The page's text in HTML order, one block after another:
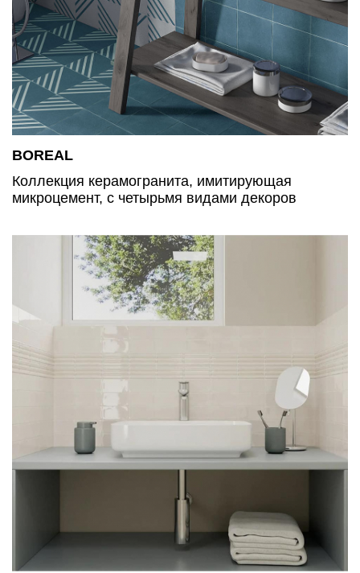
BOREAL
Коллекция керамогранита, имитирующая
микроцемент, с четырьмя видами декоров